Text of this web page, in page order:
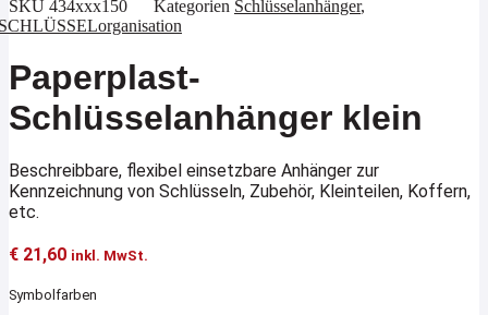
SKU 434xxx150 Kategorien Schlüsselanhänger,
Paperplast-
Schlüsselanhänger klein
Beschreibbare, flexibel einsetzbare Anhänger zur
Kennzeichnung von Schlüsseln, Zubehör, Kleinteilen, Koffern,
etc.
€ 21,60 inkl. MwSt.
Symbolfarben